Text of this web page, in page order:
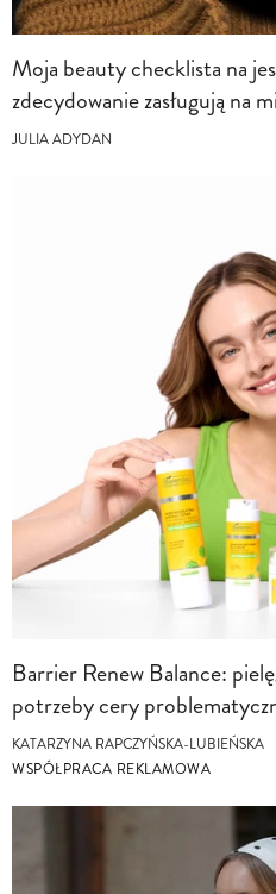
Moja beauty checklista na
zdecydowanie zasługują na
JULIA ADYDAN
Barrier Renew Balance:
potrzeby cery
KATARZYNA RAPCZYŃSKA-LUBIEŃSKA
WSPÓŁPRACA REKLAMOWA